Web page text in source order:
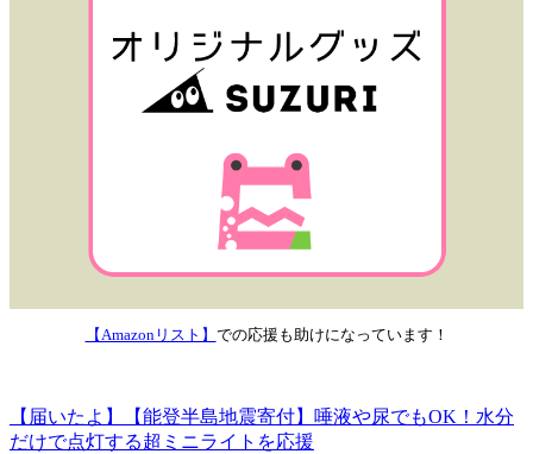
【Amazonリスト】 での応援も助けになっています！
【届いたよ】【能登半島地震寄付】唾液や尿でもOK！水分
だけで点灯する超ミニライトを応援